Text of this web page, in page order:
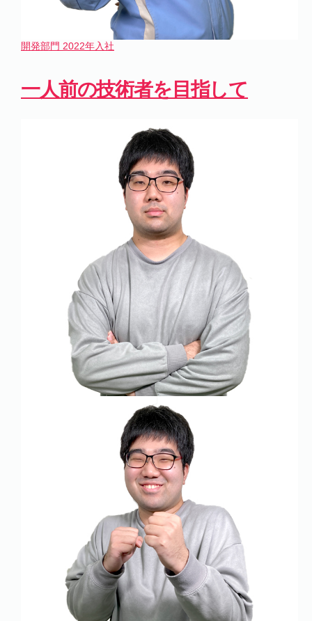
開発部門 2022年入社
一人前の技術者を目指して